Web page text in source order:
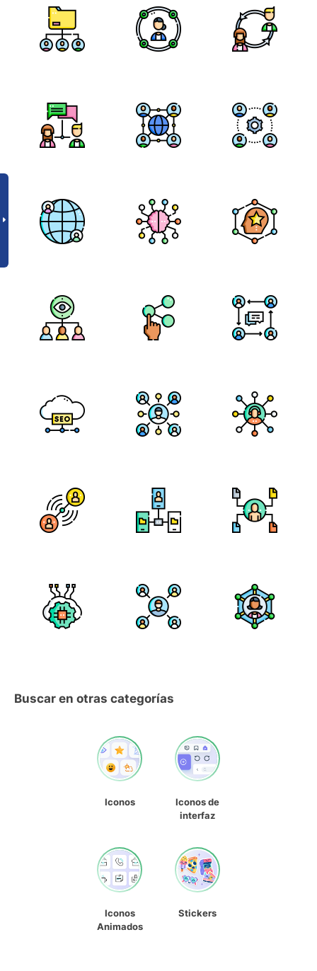
Buscar en otras categorías
Iconos
Iconos de
interfaz
Iconos
Animados
Stickers